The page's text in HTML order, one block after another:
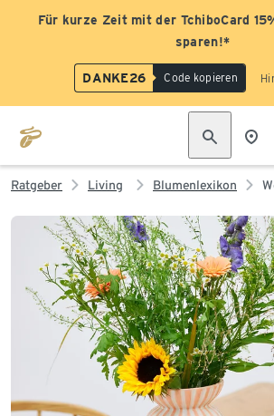
Für kurze Zeit mit der TchiboCard
sparen!*
DANKE26 Code kopieren
Ratgeber Living Blumenlexikon